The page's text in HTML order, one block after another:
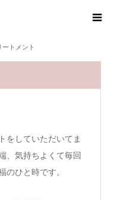
トメント
をしていただいてま
、気持ちよくて毎回
のひと時です。